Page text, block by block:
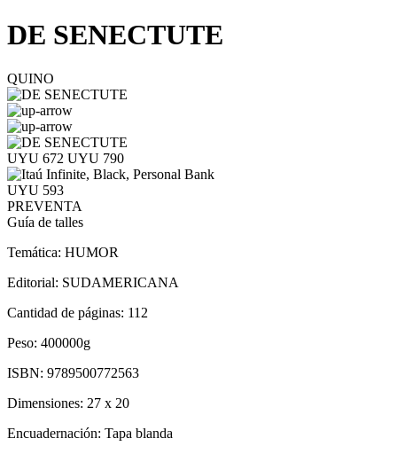
DE SENECTUTE
QUINO
UYU 672 UYU 790
UYU 593
PREVENTA
Guía de talles
Temática: HUMOR
Editorial: SUDAMERICANA
Cantidad de páginas: 112
Peso: 400000g
ISBN: 9789500772563
Dimensiones: 27 x 20
Encuadernación: Tapa blanda